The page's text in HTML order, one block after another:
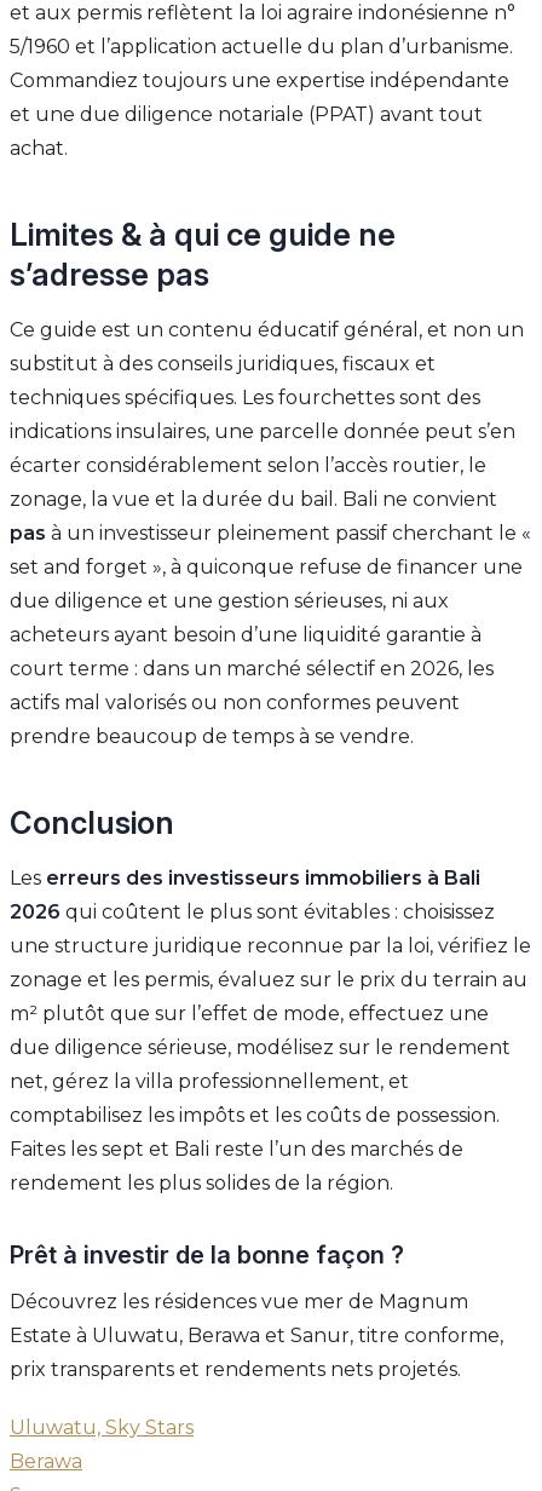
et aux permis reflètent la loi agraire indonésienne n°
5/1960 et l’application actuelle du plan d’urbanisme.
Commandiez toujours une expertise indépendante
et une due diligence notariale (PPAT) avant tout
achat.
Limites & à qui ce guide ne
s’adresse pas
Ce guide est un contenu éducatif général, et non un
substitut à des conseils juridiques, fiscaux et
techniques spécifiques. Les fourchettes sont des
indications insulaires, une parcelle donnée peut s’en
écarter considérablement selon l’accès routier, le
zonage, la vue et la durée du bail. Bali ne convient
pas à un investisseur pleinement passif cherchant le «
set and forget », à quiconque refuse de financer une
due diligence et une gestion sérieuses, ni aux
acheteurs ayant besoin d’une liquidité garantie à
court terme : dans un marché sélectif en 2026, les
actifs mal valorisés ou non conformes peuvent
prendre beaucoup de temps à se vendre.
Conclusion
Les erreurs des investisseurs immobiliers à Bali
2026 qui coûtent le plus sont évitables : choisissez
une structure juridique reconnue par la loi, vérifiez le
zonage et les permis, évaluez sur le prix du terrain au
m² plutôt que sur l’effet de mode, effectuez une
due diligence sérieuse, modélisez sur le rendement
net, gérez la villa professionnellement, et
comptabilisez les impôts et les coûts de possession.
Faites les sept et Bali reste l’un des marchés de
rendement les plus solides de la région.
Prêt à investir de la bonne façon ?
Découvrez les résidences vue mer de Magnum
Estate à Uluwatu, Berawa et Sanur, titre conforme,
prix transparents et rendements nets projetés.
Uluwatu, Sky Stars
Berawa